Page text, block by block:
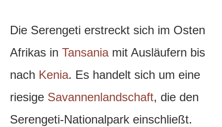
Die Serengeti erstreckt sich im Osten
Afrikas in Tansaniamit Ausläufern bis
nach Kenia. Es handelt sich um eine
riesige Savannenlandschaft, die den
Serengeti-Nationalpark einschließt.